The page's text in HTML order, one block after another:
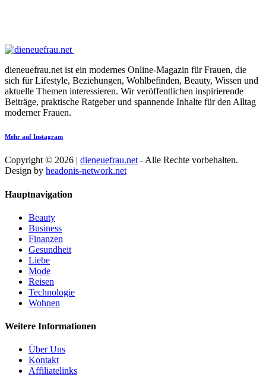
dieneuefrau.net ist ein modernes Online-Magazin für Frauen, die
sich für Lifestyle, Beziehungen, Wohlbefinden, Beauty, Wissen und
aktuelle Themen interessieren. Wir veröffentlichen inspirierende
Beiträge, praktische Ratgeber und spannende Inhalte für den Alltag
moderner Frauen.
Mehr auf Instagram
Copyright © 2026 | dieneuefrau.net - Alle Rechte vorbehalten.
Design by headonis-network.net
Hauptnavigation
Beauty
Business
Finanzen
Gesundheit
Liebe
Mode
Reisen
Technologie
Wohnen
Weitere Informationen
Über Uns
Kontakt
Affiliatelinks